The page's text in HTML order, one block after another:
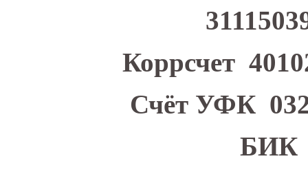
Коррсчет
Счёт УФК
БИК